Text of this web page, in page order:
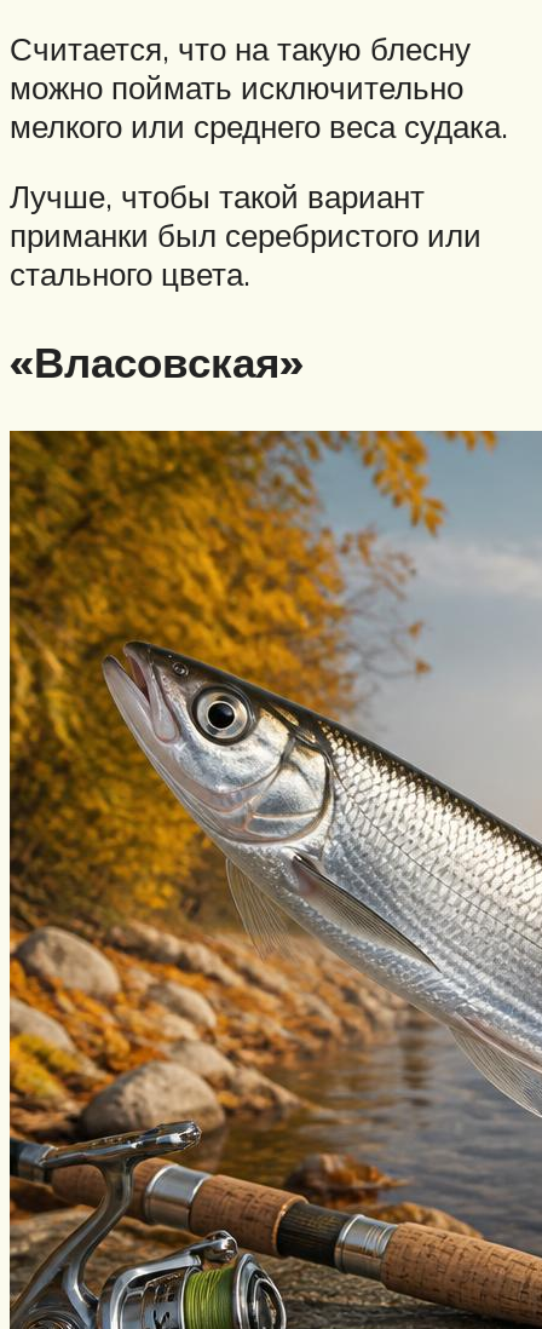
Считается, что на такую блесну
можно поймать исключительно
мелкого или среднего веса судака.
Лучше, чтобы такой вариант
приманки был серебристого или
стального цвета.
«Власовская»